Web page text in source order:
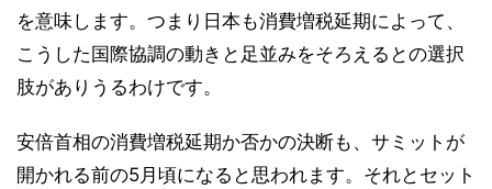
を意味します。つまり日本も消費増税延期によって、
こうした国際協調の動きと足並みをそろえるとの選択
肢がありうるわけです。
安倍首相の消費増税延期か否かの決断も、サミットが
開かれる前の5月頃になると思われます。それとセット